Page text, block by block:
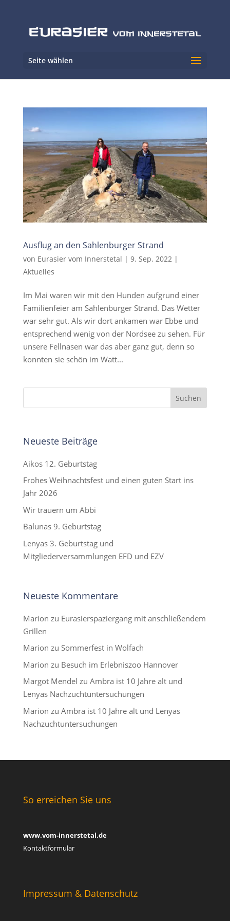
Seite wählen
Ausflug an den Sahlenburger Strand
von Eurasier vom Innerstetal | 9. Sep. 2022|
Aktuelles
Im Mai waren wir mit den Hunden aufgrund einer
Familienfeier am Sahlenburger Strand. Das Wetter
war sehr gut. Als wir dort ankamen war Ebbe und
entsprechend wenig von der Nordsee zu sehen. Für
unsere Fellnasen war das aber ganz gut, denn so
konnten sie schön im Watt...
Neueste Beiträge
Aikos 12. Geburtstag
Frohes Weihnachtsfest und einen guten Start ins
Jahr 2026
Wir trauern um Abbi
Balunas 9. Geburtstag
Lenyas 3. Geburtstag und
Mitgliederversammlungen EFD und EZV
Neueste Kommentare
Marion zu Eurasierspaziergang mit anschließendem
Grillen
Marion zu Sommerfest in Wolfach
Marion zu Besuch im Erlebniszoo Hannover
Margot Mendel zu Ambra ist 10 Jahre alt und
Lenyas Nachzuchtuntersuchungen
Marion zu Ambra ist 10 Jahre alt und Lenyas
Nachzuchtuntersuchungen
So erreichen Sie uns
www.vom-innerstetal.de
Kontaktformular
Impressum & Datenschutz